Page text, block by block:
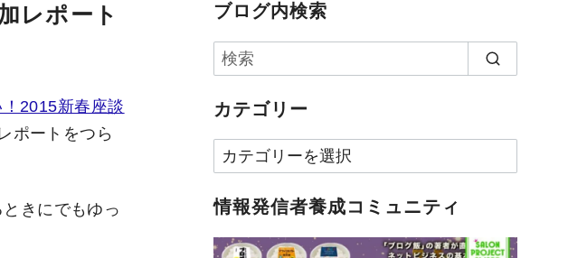
レポート
2015新春座談
ポートをつら
きにでもゆっ
ブログ内検索
カテゴリー
カ
テ
ゴ
リ
情報発信者養成コミュニティ